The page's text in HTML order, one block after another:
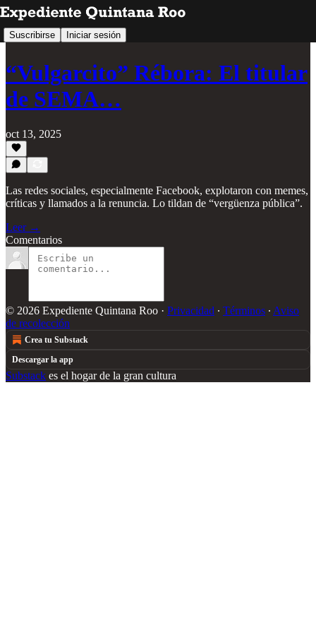
Suscribirse Iniciar sesión
“Vulgarcito” Rébora: El titular
de SEMA…
oct 13, 2025
Las redes sociales, especialmente Facebook, explotaron con memes,
críticas y llamados a la renuncia. Lo tildan de “vergüenza pública”.
Leer →
Comentarios
© 2026 Expediente Quintana Roo · Privacidad ∙ Términos ∙ Aviso
de recolección
Crea tu Substack
Descargar la app
Substack es el hogar de la gran cultura